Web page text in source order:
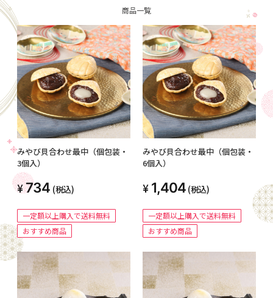
商品一覧
みやび貝合わせ最中（個包装・
3個入）
734 (税込)
一定額以上購入で送料無料
おすすめ商品
みやび貝合わせ最中（個包装・
6個入）
1,404 (税込)
一定額以上購入で送料無料
おすすめ商品